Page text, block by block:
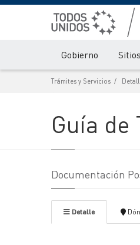
Gobierno
Trámites y Servicios
Guía
Documentación
Detalle